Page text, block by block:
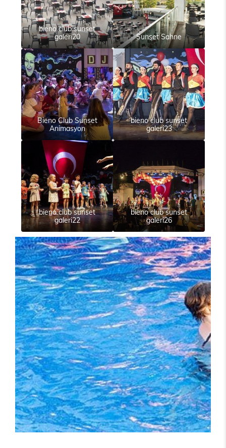
bieno club sunset
galeri20
Sunset Sahne
Bieno Club Sunset
Animasyon
bieno club sunset
galeri23
bieno club sunset
galeri22
bieno club sunset
galeri26